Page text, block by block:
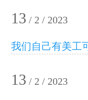
13 / 2 / 2023
我们自己有美工
13 / 2 / 2023